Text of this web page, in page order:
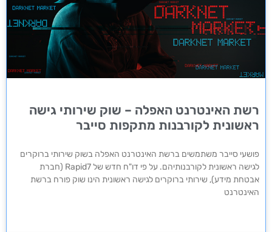
רשת האינטרנט האפלה – שוק שירותי גישה
ראשונית לקורבנות מתקפות סייבר
פושעי סייבר משתמשים ברשת האינטרנט האפלה בשוק שירותי ברוקרים
לגישה ראשונית לקורבנותיהם. על פי דו"ח חדש של Rapid7 (חברת
אבטחת מידע), שירותי ברוקרים לגישה ראשונית הינו שוק פורח ברשת
האינטרנט